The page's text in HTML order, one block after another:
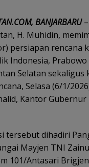
BANJARBARU–
H. Muhidin,
persiapan rencana
Indonesia,
Selatan sekaligus
Selasa (6/1/
Kantor Gubernur
tersebut dihadiri
Mayjen TNI
101/Antasari